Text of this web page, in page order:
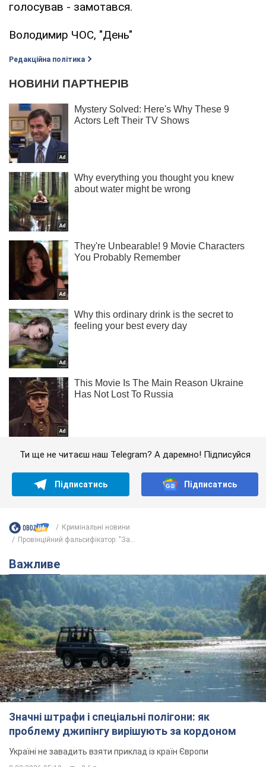
голосував - замотався.
Володимир ЧОС, "День"
Редакційна політика
Ти ще не читаєш наш Telegram? А даремно! Підписуйся
Підписатись Підписатись
Кримінальні новини
Провінційний фальсифікатор: "За...
Важливе
Значні штрафи і спеціальні полігони: як
проблему джипінгу вирішують за кордоном
Україні не завадить взяти приклад із країн Європи